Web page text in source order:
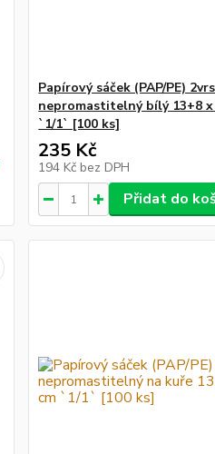
Papírový sáček (PAP/PE)
nepromastitelný bílý 13+8 x
`1/1` [100 ks]
235 Kč
194 Kč bez DPH
Přidat do